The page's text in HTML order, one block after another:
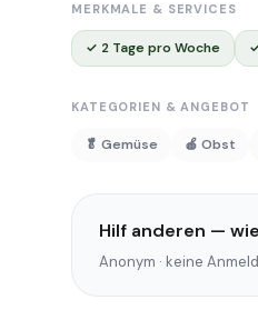
MERKMALE & SERVICES
✓ 2 Tage pro Woche
KATEGORIEN & ANGEBOT
🥬 Gemüse 🍎 Obst
Hilf anderen —
Anonym · keine